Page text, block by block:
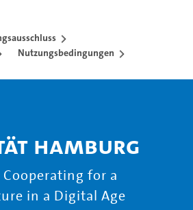
Nutzungsbedingungen
Hamburg
for a
in a Digital Age